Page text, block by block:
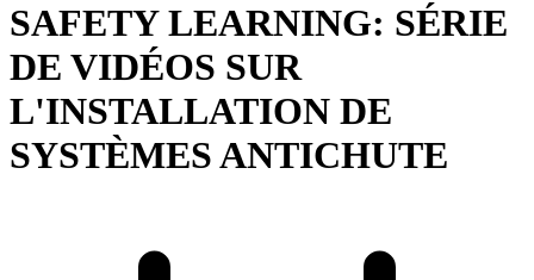
SAFETY LEARNING: SÉRIE
DE VIDÉOS SUR
L'INSTALLATION DE
SYSTÈMES ANTICHUTE